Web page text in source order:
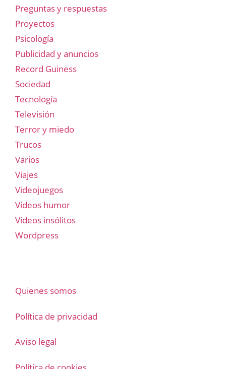
Preguntas y respuestas
Proyectos
Psicología
Publicidad y anuncios
Record Guiness
Sociedad
Tecnología
Televisión
Terror y miedo
Trucos
Varios
Viajes
Videojuegos
Vídeos humor
Vídeos insólitos
Wordpress
Quienes somos
Política de privacidad
Aviso legal